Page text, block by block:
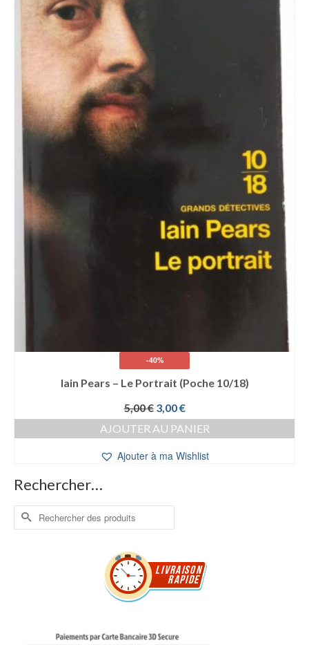
-40%
Iain Pears – Le Portrait (Poche 10/18)
5,00€ Le
prix
initial
5,00 €.
3,00€Le
prix
actuel
3,00 €.
AJOUTER AU PANIER
Ajouter à ma Wishlist
Rechercher…
Rechercher :